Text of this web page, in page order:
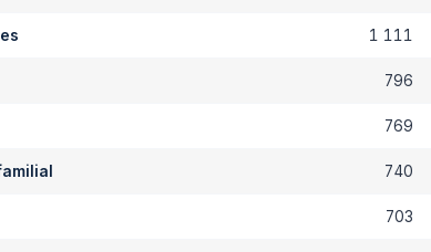
1 111
796
769
740
703